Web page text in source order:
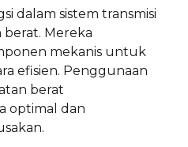
dalam sistem transmisi
Mereka
mekanis untuk
efisien. Penggunaan
berat
optimal dan